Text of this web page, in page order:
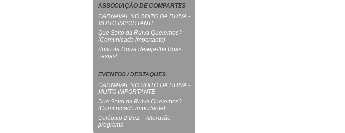
ASSOCIAÇÃO DE COMPARTES
CARNAVAL NO SOITO DA RUIVA -
MUITO IMPORTANTE
Que Soito da Ruiva Queremos?
(Comunicado importante)
Soito da Ruiva deseja-lhe Boas
Festas!
EVENTOS / DESTAQUES
CARNAVAL NO SOITO DA RUIVA -
MUITO IMPORTANTE
Que Soito da Ruiva Queremos?
(Comunicado importante)
Colóquio 2 Dez. - Alteração
programa